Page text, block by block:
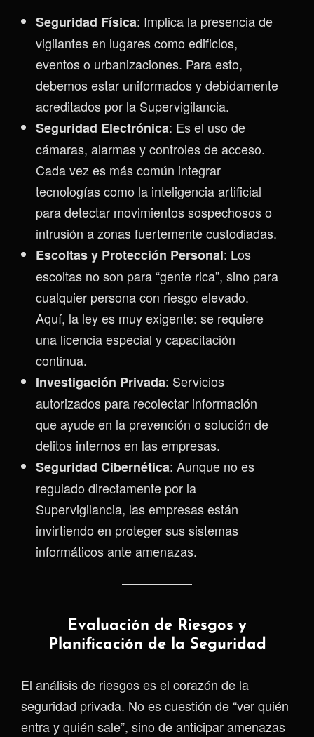
Seguridad Física: Implica la presencia de
vigilantes en lugares como edificios,
eventos o urbanizaciones. Para esto,
debemos estar uniformados y debidamente
acreditados por la Supervigilancia.
Seguridad Electrónica: Es el uso de
cámaras, alarmas y controles de acceso.
Cada vez es más común integrar
tecnologías como la inteligencia artificial
para detectar movimientos sospechosos o
intrusión a zonas fuertemente custodiadas.
Escoltas y Protección Personal: Los
escoltas no son para “gente rica”, sino para
cualquier persona con riesgo elevado.
Aquí, la ley es muy exigente: se requiere
una licencia especial y capacitación
continua.
Investigación Privada: Servicios
autorizados para recolectar información
que ayude en la prevención o solución de
delitos internos en las empresas.
Seguridad Cibernética: Aunque no es
regulado directamente por la
Supervigilancia, las empresas están
invirtiendo en proteger sus sistemas
informáticos ante amenazas.
Evaluación de Riesgos y
Planificación de la Seguridad
El análisis de riesgos es el corazón de la
seguridad privada. No es cuestión de “ver quién
entra y quién sale”, sino de anticipar amenazas